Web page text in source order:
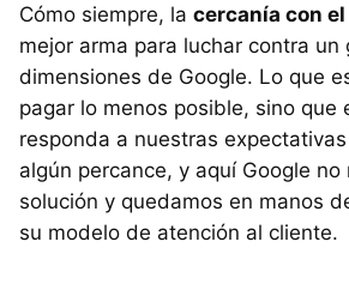
Cómo siempre, la cercanía con
mejor arma para luchar contra un
dimensiones de Google. Lo que
pagar lo menos posible, sino que
responda a nuestras
algún percance, y aquí Google no
solución y quedamos en manos
su modelo de atención al cliente.